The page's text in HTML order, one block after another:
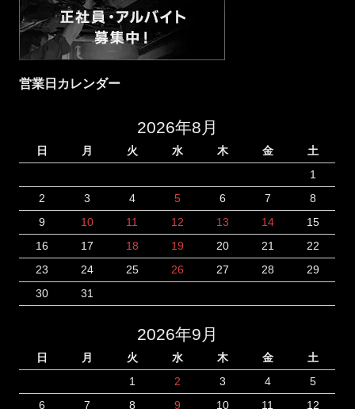
営業日カレンダー
2026年8月
日 月 火 水 木 金
土
1
2
3 4 5 6 7
8
9
10 11 12 13 14
15
16
17 18 19 20 21
22
23
24 25 26 27 28
29
30
31
2026年9月
日 月 火 水 木 金
土
1
2 3 4
5
6
7 8 9 10 11
12